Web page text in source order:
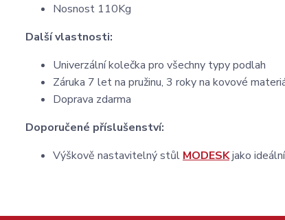
Nosnost 110Kg
Další vlastnosti:
Univerzální kolečka pro všechny typy podlah
Záruka 7 let na pružinu, 3 roky na kovové
Doprava zdarma
Doporučené příslušenství:
Výškově nastavitelný stůl MODESKjako